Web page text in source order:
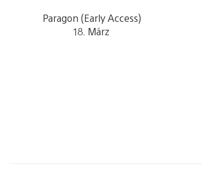
Paragon (Early Access)
18. März